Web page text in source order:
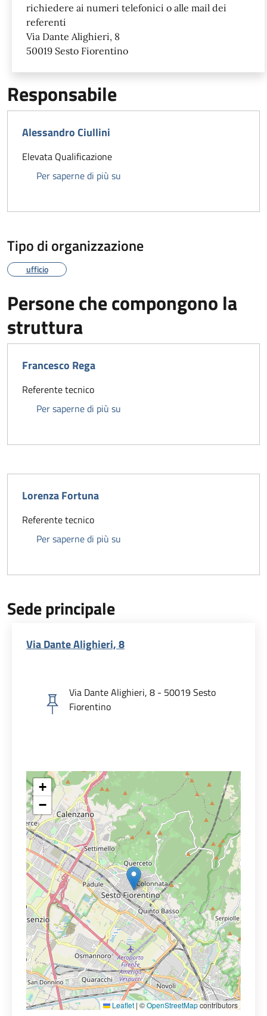
richiedere ai numeri telefonici o alle mail dei
referenti
Via Dante Alighieri, 8
50019 Sesto Fiorentino
Responsabile
Alessandro Ciullini
Elevata Qualificazione
Per saperne di più su
Tipo di organizzazione
ufficio
Persone che compongono la
struttura
Francesco Rega
Referente tecnico
Per saperne di più su
Lorenza Fortuna
Referente tecnico
Per saperne di più su
Sede principale
Via Dante Alighieri, 8
Via Dante Alighieri, 8 - 50019 Sesto
Fiorentino
+
−
Leaflet | ©OpenStreetMapcontributors